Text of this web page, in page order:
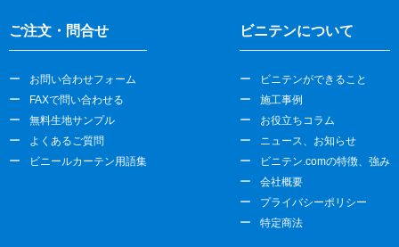
ご注文・問合せ
お問い合わせフォーム
FAXで問い合わせる
無料生地サンプル
よくあるご質問
ビニールカーテン用語集
ビニテンについて
ビニテンができること
施工事例
お役立ちコラム
ニュース、お知らせ
ビニテン.comの特徴、強み
会社概要
プライバシーポリシー
特定商法